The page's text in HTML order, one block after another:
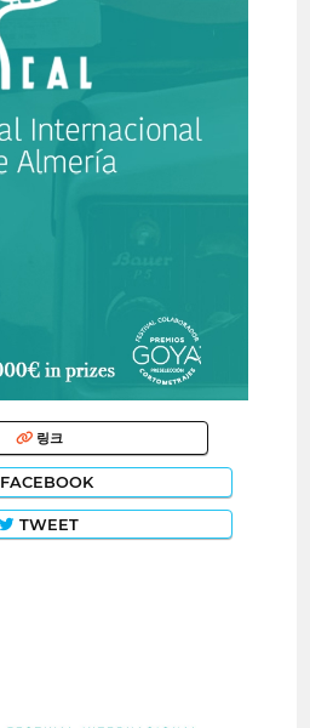
링크
FACEBOOK
TWEET